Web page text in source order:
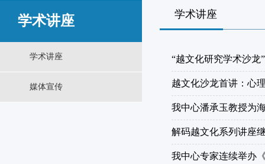
学术讲座
学术讲座
媒体宣传
学术讲座
“越文化研究学术沙龙
越文化沙龙首讲：心
我中心潘承玉教授为
解码越文化系列讲座
我中心专家连续举办